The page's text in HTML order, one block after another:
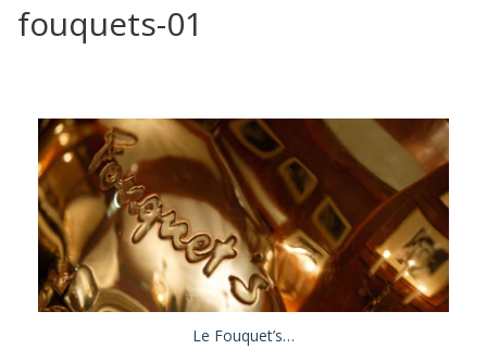
fouquets-01
Le Fouquet’s…